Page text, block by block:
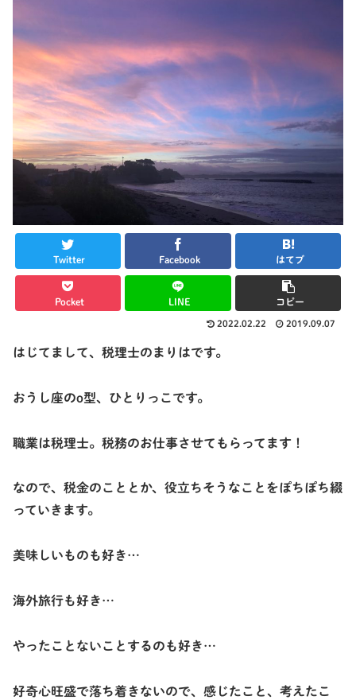
Twitter Facebook はてブ
Pocket LINE コピー
2022.02.22 2019.09.07
はじてまして、税理士のまりはです。
おうし座のo型、ひとりっこです。
職業は税理士。税務のお仕事させてもらってます！
なので、税金のこととか、役立ちそうなことをぽちぽち綴
っていきます。
美味しいものも好き…
海外旅行も好き…
やったことないことするのも好き…
好奇心旺盛で落ち着きないので、感じたこと、考えたこ